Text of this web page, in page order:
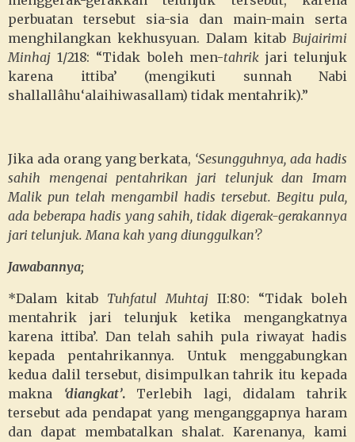
perbuatan tersebut sia-sia dan main-main serta
menghilangkan kekhusyuan. Dalam kitab Bujairimi
Minhaj 1/218: “Tidak boleh men-tahrikjari telunjuk
karena ittiba’ (mengikuti sunnah Nabi
shallallâhu‘alaihiwasallam) tidak mentahrik).”
Jika ada orang yang berkata, ‘Sesungguhnya, ada hadis
sahih mengenai pentahrikan jari telunjuk dan Imam
Malik pun telah mengambil hadis tersebut. Begitu pula,
ada beberapa hadis yang sahih, tidak digerak-gerakannya
jari telunjuk. Mana kah yang diunggulkan’?
Jawabannya;
*Dalam kitab Tuhfatul Muhtaj II:80: “Tidak boleh
mentahrik jari telunjuk ketika mengangkatnya
karena ittiba’. Dan telah sahih pula riwayat hadis
kepada pentahrikannya. Untuk menggabungkan
kedua dalil tersebut, disimpulkan tahrik itu kepada
makna ‘diangkat’.Terlebih lagi, didalam tahrik
tersebut ada pendapat yang menganggapnya haram
dan dapat membatalkan shalat. Karenanya, kami